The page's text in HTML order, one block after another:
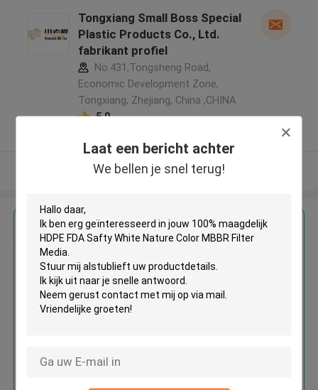
Laat een bericht achter
We bellen je snel terug!
Tongxiang Small Boss Special
Plastic Products Co., Ltd.
fabrikant profiel
No.431,Tongsheng Road,
Economic Development Zone,
Tongxiang, Zhejiang, China ,CHINA
5.0
Bekijk meer
Krijg de beste prijs voor
100% maagdelijk HDPE FDA
Safty White Nature Color MBBR
Filter Media